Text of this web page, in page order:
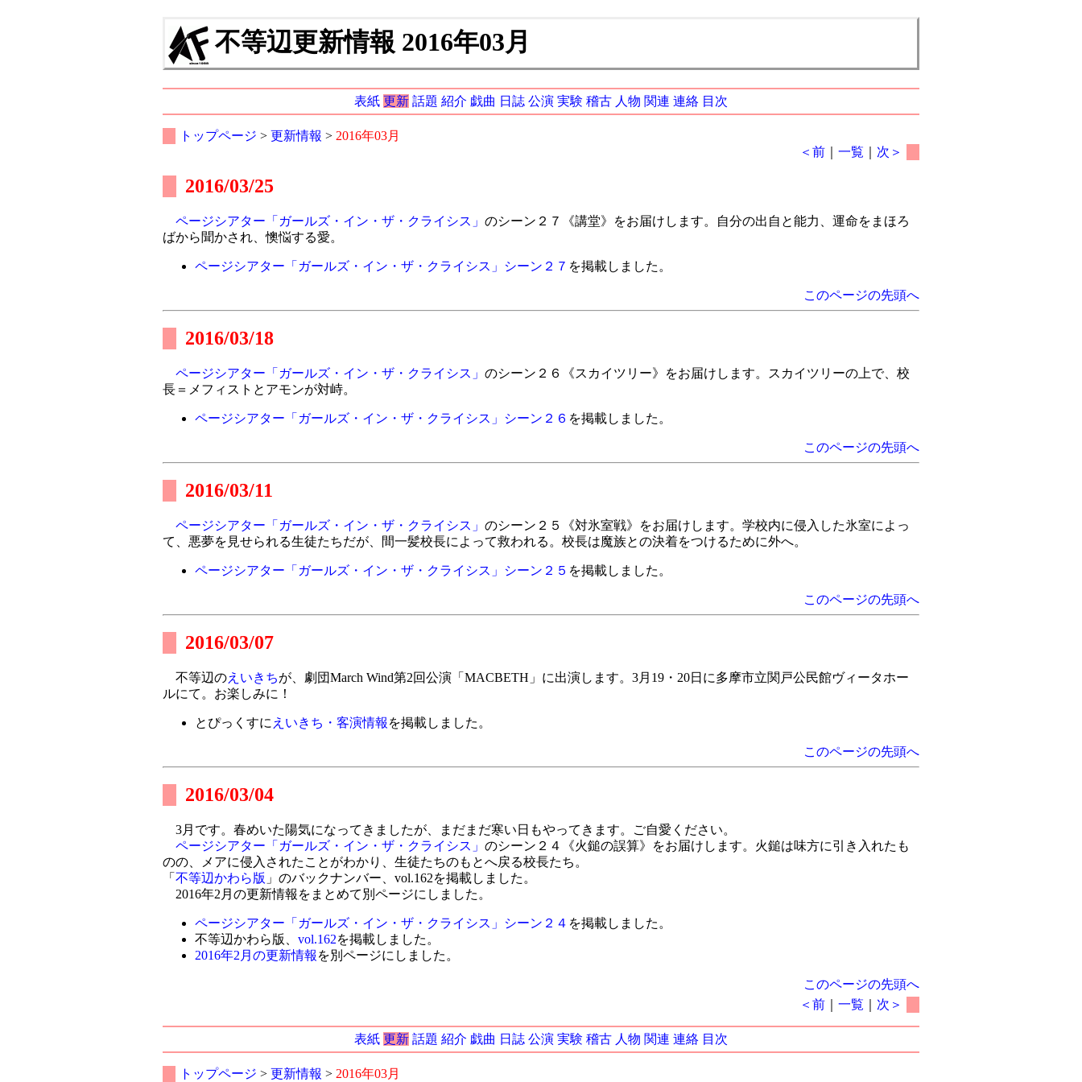
不等辺更新情報 2016年03月
表紙 更新 話題 紹介 戯曲 日誌 公演 実験 稽古 人物 関連 連絡 目次
トップページ > 更新情報 > 2016年03月
＜前 ｜一覧 次＞
2016/03/25
ページシアター「ガールズ・イン・ザ・クライシス」 のシーン２７《講堂》をお届けします。自分の出自と能力、運命をまほろ
ばから聞かされ、懊悩する愛。
ページシアター「ガールズ・イン・ザ・クライシス」シーン２７ を掲載しました。
このページの先頭へ
2016/03/18
ページシアター「ガールズ・イン・ザ・クライシス」 のシーン２６《スカイツリー》をお届けします。スカイツリーの上で、校
長＝メフィストとアモンが対峙。
ページシアター「ガールズ・イン・ザ・クライシス」シーン２６ を掲載しました。
このページの先頭へ
2016/03/11
ページシアター「ガールズ・イン・ザ・クライシス」 のシーン２５《対氷室戦》をお届けします。学校内に侵入した氷室によっ
て、悪夢を見せられる生徒たちだが、間一髪校長によって救われる。校長は魔族との決着をつけるために外へ。
ページシアター「ガールズ・イン・ザ・クライシス」シーン２５ を掲載しました。
このページの先頭へ
2016/03/07
不等辺のえいきちが、劇団March Wind第2回公演「MACBETH」に出演します。3月19・20日に多摩市立関戸公民館ヴィータホー
ルにて。お楽しみに！
とぴっくすに えいきち・客演情報 を掲載しました。
このページの先頭へ
2016/03/04
3月です。春めいた陽気になってきましたが、まだまだ寒い日もやってきます。ご自愛ください。
ページシアター「ガールズ・イン・ザ・クライシス」 のシーン２４《火鎚の誤算》をお届けします。火鎚は味方に引き入れたも
のの、メアに侵入されたことがわかり、生徒たちのもとへ戻る校長たち。
「 不等辺かわら版 」のバックナンバー、vol.162を掲載しました。
2016年2月の更新情報をまとめて別ページにしました。
ページシアター「ガールズ・イン・ザ・クライシス」シーン２４ を掲載しました。
不等辺かわら版、 vol.162を掲載しました。
2016年2月の更新情報 を別ページにしました。
このページの先頭へ
＜前 ｜一覧 次＞
表紙 更新 話題 紹介 戯曲 日誌 公演 実験 稽古 人物 関連 連絡 目次
トップページ > 更新情報 > 2016年03月